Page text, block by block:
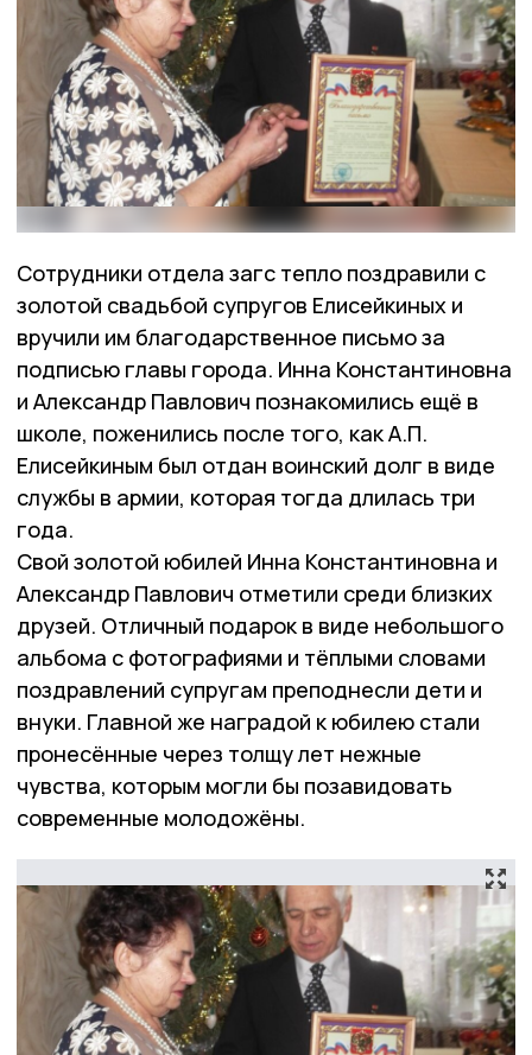
Сотрудники отдела загс тепло поздравили с
золотой свадьбой супругов Елисейкиных и
вручили им благодарственное письмо за
подписью главы города. Инна Константиновна
и Александр Павлович познакомились ещё в
школе, поженились после того, как А.П.
Елисейкиным был отдан воинский долг в виде
службы в армии, которая тогда длилась три
года.
Свой золотой юбилей Инна Константиновна и
Александр Павлович отметили среди близких
друзей. Отличный подарок в виде небольшого
альбома с фотографиями и тёплыми словами
поздравлений супругам преподнесли дети и
внуки. Главной же наградой к юбилею стали
пронесённые через толщу лет нежные
чувства, которым могли бы позавидовать
современные молодожёны.